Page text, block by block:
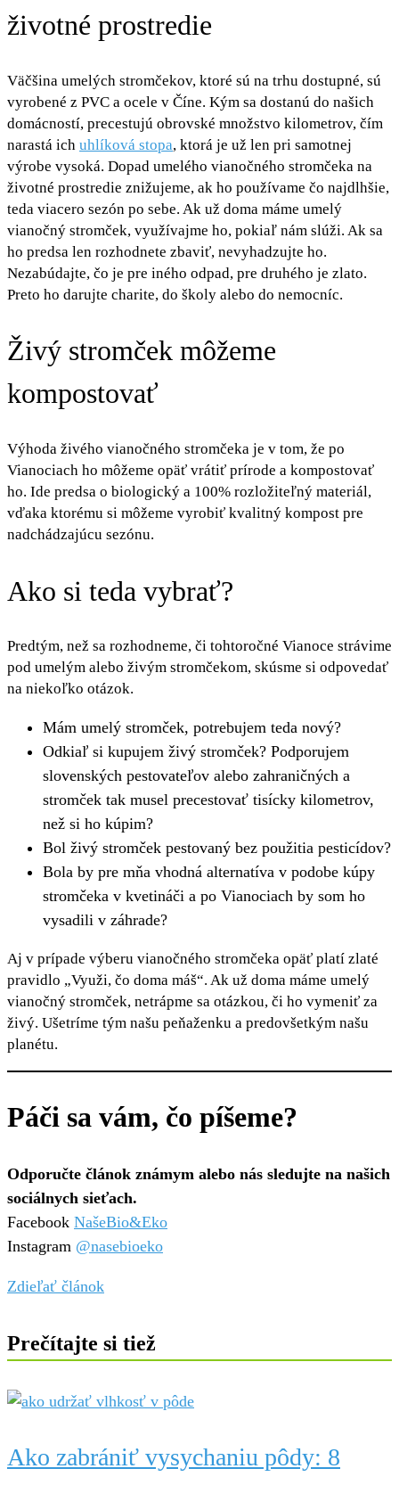
životné prostredie
Väčšina umelých stromčekov, ktoré sú na trhu dostupné, sú
vyrobené z PVC a ocele v Číne. Kým sa dostanú do našich
domácností, precestujú obrovské množstvo kilometrov, čím
narastá ich uhlíková stopa, ktorá je už len pri samotnej
výrobe vysoká. Dopad umelého vianočného stromčeka na
životné prostredie znižujeme, ak ho používame čo najdlhšie,
teda viacero sezón po sebe. Ak už doma máme umelý
vianočný stromček, využívajme ho, pokiaľ nám slúži. Ak sa
ho predsa len rozhodnete zbaviť, nevyhadzujte ho.
Nezabúdajte, čo je pre iného odpad, pre druhého je zlato.
Preto ho darujte charite, do školy alebo do nemocníc.
Živý stromček môžeme
kompostovať
Výhoda živého vianočného stromčeka je v tom, že po
Vianociach ho môžeme opäť vrátiť prírode a kompostovať
ho. Ide predsa o biologický a 100% rozložiteľný materiál,
vďaka ktorému si môžeme vyrobiť kvalitný kompost pre
nadchádzajúcu sezónu.
Ako si teda vybrať?
Predtým, než sa rozhodneme, či tohtoročné Vianoce strávime
pod umelým alebo živým stromčekom, skúsme si odpovedať
na niekoľko otázok.
Mám umelý stromček, potrebujem teda nový?
Odkiaľ si kupujem živý stromček? Podporujem
slovenských pestovateľov alebo zahraničných a
stromček tak musel precestovať tisícky kilometrov,
než si ho kúpim?
Bol živý stromček pestovaný bez použitia pesticídov?
Bola by pre mňa vhodná alternatíva v podobe kúpy
stromčeka v kvetináči a po Vianociach by som ho
vysadili v záhrade?
Aj v prípade výberu vianočného stromčeka opäť platí zlaté
pravidlo „Využi, čo doma máš“. Ak už doma máme umelý
vianočný stromček, netrápme sa otázkou, či ho vymeniť za
živý. Ušetríme tým našu peňaženku a predovšetkým našu
planétu.
Páči sa vám, čo píšeme?
Odporučte článok známym alebo nás sledujte na našich
sociálnych sieťach.
Facebook NašeBio&Eko
Instagram @nasebioeko
Zdieľať článok
Prečítajte si tiež
Ako zabrániť vysychaniu pôdy: 8